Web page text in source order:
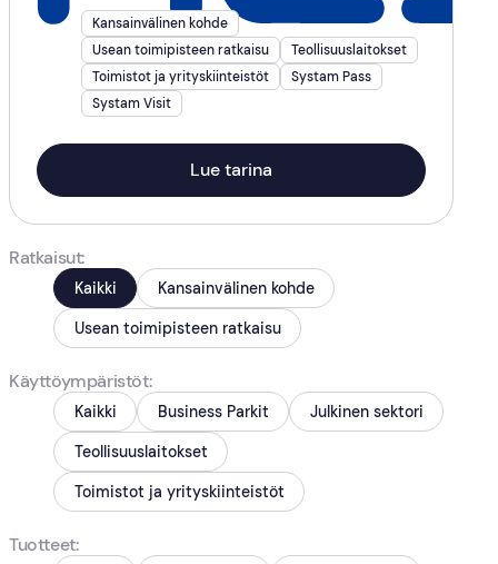
Kansainvälinen kohde
Usean toimipisteen ratkaisu
Teollisuuslaitokset
Toimistot ja yrityskiinteistöt
Systam Pass
Systam Visit
Lue tarina
Ratkaisut
Kaikki
Kansainvälinen kohde
Usean toimipisteen ratkaisu
Käyttöympäristöt
Kaikki Business Parkit
Julkinen sektori
Teollisuuslaitokset
Toimistot ja yrityskiinteistöt
Tuotteet